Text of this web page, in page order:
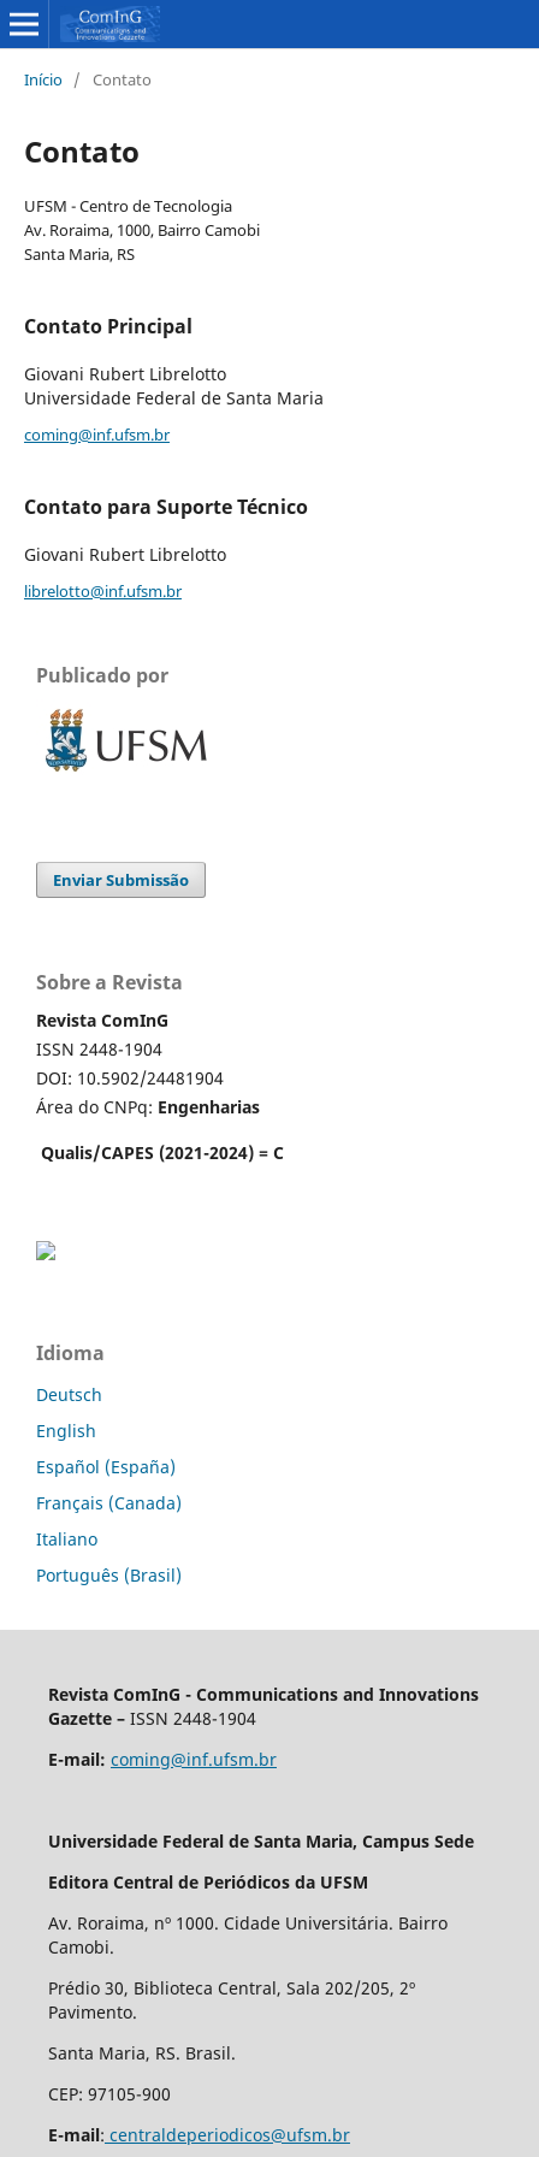
Início / Contato
Contato
UFSM - Centro de Tecnologia
Av. Roraima, 1000, Bairro Camobi
Santa Maria, RS
Contato Principal
Giovani Rubert Librelotto
Universidade Federal de Santa Maria
coming@inf.ufsm.br
Contato para Suporte Técnico
Giovani Rubert Librelotto
librelotto@inf.ufsm.br
Publicado por
Enviar Submissão
Sobre a Revista
Revista ComInG
ISSN 2448-1904
DOI: 10.5902/24481904
Área do CNPq: Engenharias
Qualis/CAPES (2021-2024) = C
Idioma
Deutsch
English
Español (España)
Français (Canada)
Italiano
Português (Brasil)
Revista ComInG - Communications and Innovations
Gazette – ISSN 2448-1904
E-mail: coming@inf.ufsm.br
Universidade Federal de Santa Maria, Campus Sede
Editora Central de Periódicos da UFSM
Av. Roraima, nº 1000. Cidade Universitária. Bairro
Camobi.
Prédio 30, Biblioteca Central, Sala 202/205, 2º
Pavimento.
Santa Maria, RS. Brasil.
CEP: 97105-900
E-mail: centraldeperiodicos@ufsm.br